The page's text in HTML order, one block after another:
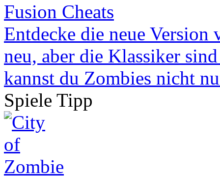
Fusion Cheats
Entdecke die neue
neu, aber die Klassiker
kannst du Zombies nicht
Spiele Tipp